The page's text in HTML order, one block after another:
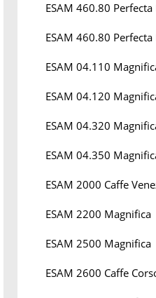
ESAM 460.80
ESAM 460.80
ESAM 04.110
ESAM 04.120
ESAM 04.320
ESAM 04.350
ESAM 2000 Caffe
ESAM 2200 Magnifica
ESAM 2500 Magnifica
ESAM 2600 Caffe